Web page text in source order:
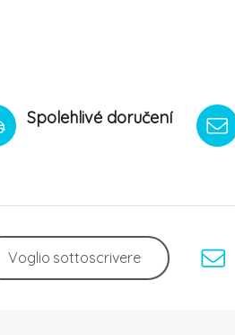
Spolehlivé doručení
Voglio sottoscrivere